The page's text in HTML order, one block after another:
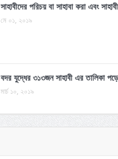
সাহাবীদের পরিচয় বা সাহাবা করা এবং
মে ০১, ২০১৯
বদর যুদ্ধের ৩১৩জন সাহাবী এর তালিকা
মার্চ ১০, ২০১৯